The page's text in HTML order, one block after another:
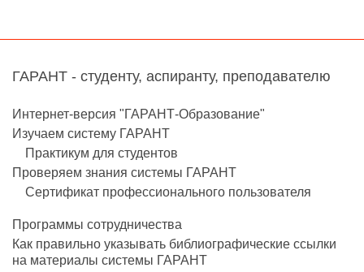
ГАРАНТ - студенту, аспиранту, преподавателю
Интернет-версия "ГАРАНТ-Образование"
Изучаем систему ГАРАНТ
Практикум для студентов
Проверяем знания системы ГАРАНТ
Сертификат профессионального пользователя
Программы сотрудничества
Как правильно указывать библиографические ссылки
на материалы системы ГАРАНТ